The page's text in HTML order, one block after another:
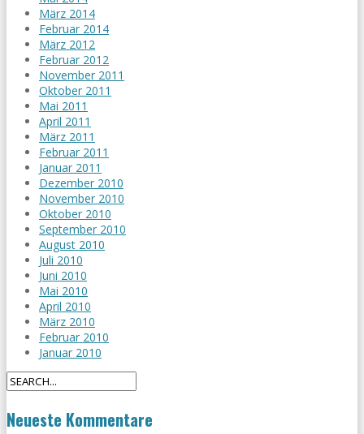
März 2014
Februar 2014
März 2012
Februar 2012
November 2011
Oktober 2011
Mai 2011
April 2011
März 2011
Februar 2011
Januar 2011
Dezember 2010
November 2010
Oktober 2010
September 2010
August 2010
Juli 2010
Juni 2010
Mai 2010
April 2010
März 2010
Februar 2010
Januar 2010
Neueste Kommentare